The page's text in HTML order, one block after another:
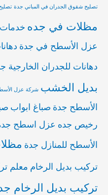
تصليح شقوق الجدران في المباني جدة
مظلات في جده خدمات
عزل الأسطح في جدة
دهانات للجدران الخارجية
بديل الخشب شركة عزل
الأسطح جدة صباغ ابواب
رخيص جده عزل اسطح
الأسطح للمنازل جدة
تركيب بديل الرخام معلم
تركيب بديل الرخام